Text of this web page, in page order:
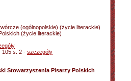
(ogólnopolskie) (życie literackie)
(życie literackie)
105 s. 2 - szczegóły
Stowarzyszenia Pisarzy Polskich